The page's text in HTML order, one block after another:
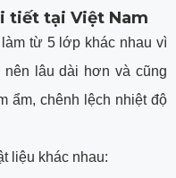
tiết tại Việt Nam
từ 5 lớp khác nhau vì
lâu dài hơn và cũng
ẩm, chênh lệch nhiệt độ
liệu khác nhau: